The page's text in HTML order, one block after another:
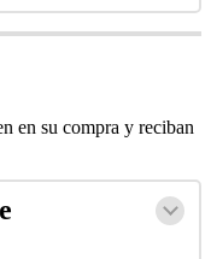
en su compra y reciban